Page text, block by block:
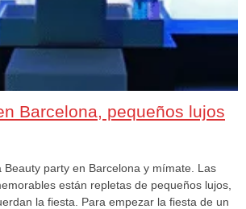
Barcelona, pequeños lujos
Beauty party en Barcelona y mímate. Las
están repletas de pequeños lujos,
la fiesta. Para empezar la fiesta de un